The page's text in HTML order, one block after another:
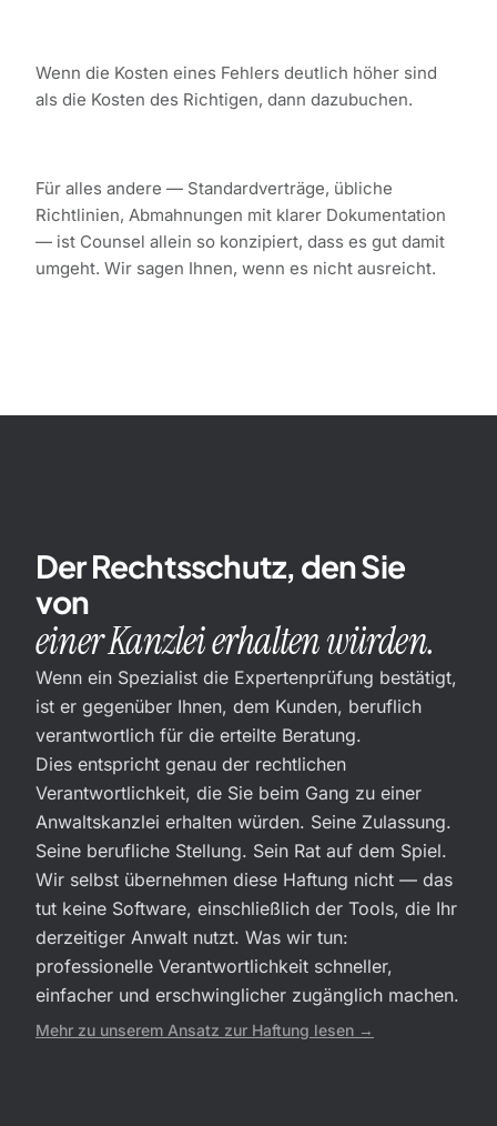
Wenn die Kosten eines Fehlers deutlich höher sind
als die Kosten des Richtigen, dann dazubuchen.
Für alles andere — Standardverträge, übliche
Richtlinien, Abmahnungen mit klarer Dokumentation
— ist Counsel allein so konzipiert, dass es gut damit
umgeht. Wir sagen Ihnen, wenn es nicht ausreicht.
Der Rechtsschutz, den Sie
von
einer Kanzlei erhalten würden.
Wenn ein Spezialist die Expertenprüfung bestätigt,
ist er gegenüber Ihnen, dem Kunden, beruflich
verantwortlich für die erteilte Beratung.
Dies entspricht genau der rechtlichen
Verantwortlichkeit, die Sie beim Gang zu einer
Anwaltskanzlei erhalten würden. Seine Zulassung.
Seine berufliche Stellung. Sein Rat auf dem Spiel.
Wir selbst übernehmen diese Haftung nicht — das
tut keine Software, einschließlich der Tools, die Ihr
derzeitiger Anwalt nutzt. Was wir tun:
professionelle Verantwortlichkeit schneller,
einfacher und erschwinglicher zugänglich machen.
Mehr zu unserem Ansatz zur Haftung lesen →